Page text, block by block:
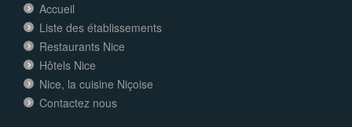
Accueil
Liste des établissements
Restaurants Nice
Hôtels Nice
Nice, la cuisine Niçoise
Contactez nous